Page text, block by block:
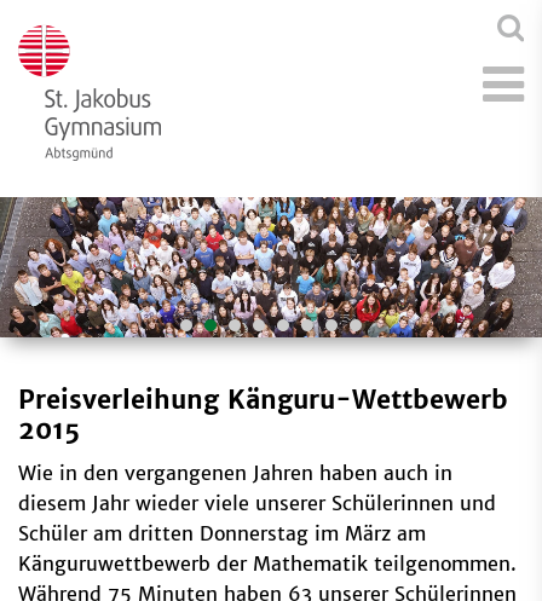
Preisverleihung Känguru-Wettbewerb
2015
Wie in den vergangenen Jahren haben auch in
diesem Jahr wieder viele unserer Schülerinnen und
Schüler am dritten Donnerstag im März am
Känguruwettbewerb der Mathematik teilgenommen.
Während 75 Minuten haben 63 unserer Schülerinnen